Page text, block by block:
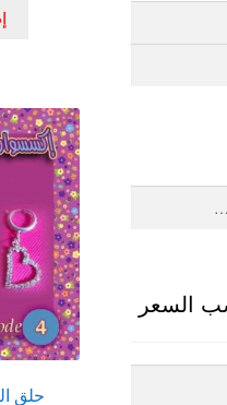
حلق
السعر